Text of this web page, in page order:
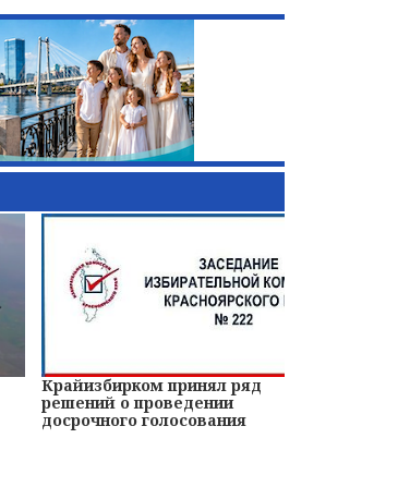
Крайизбирком принял ряд
решений о проведении
досрочного голосования